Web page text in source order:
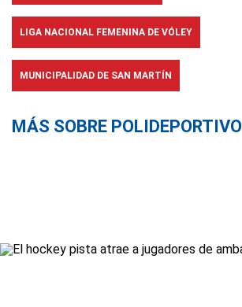
LIGA NACIONAL FEMENINA DE VÓLEY
MUNICIPALIDAD DE SAN MARTÍN
MÁS SOBRE POLIDEPORTIVO